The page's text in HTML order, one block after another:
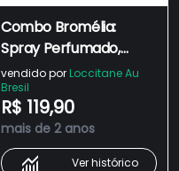
Combo Bromélia:
Spray Perfumado,
Sabonete e Nécessaire
vendido por Loccitane Au
Bresil
R$ 119,90
mais de 2 anos
Ver histórico